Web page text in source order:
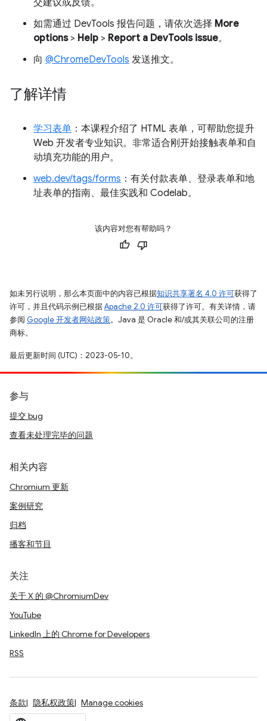
如需通过 DevTools 报告问题，请依次选择 More
options> Help > Report a DevTools issue。
向 @ChromeDevTools 发送推文。
了解详情
学习表单 ：本课程介绍了 HTML 表单，可帮助您提升
Web 开发者专业知识。非常适合刚开始接触表单和自
动填充功能的用户。
web.dev/tags/forms ：有关付款表单、登录表单和地
址表单的指南、最佳实践和 Codelab。
该内容对您有帮助吗？
如未另行说明，那么本页面中的内容已根据知识共享署名 4.0 许可获得了
许可，并且代码示例已根据Apache 2.0 许可获得了许可。有关详情，请
参阅 Google 开发者网站政策。Java 是 Oracle 和/或其关联公司的注册
商标。
最后更新时间 (UTC)：2023-05-10。
参与
提交 bug
查看未处理完毕的问题
相关内容
Chromium 更新
案例研究
归档
播客和节目
关注
关于 X 的 @ChromiumDev
YouTube
LinkedIn 上的 Chrome for Developers
RSS
条款 隐私权政策 Manage cookies